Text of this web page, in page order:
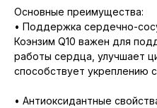
Основные преимущества:
• Поддержка сердечно-
Коэнзим Q10 важен для
работы сердца, улучшает
способствует укреплению
• Антиоксидантные